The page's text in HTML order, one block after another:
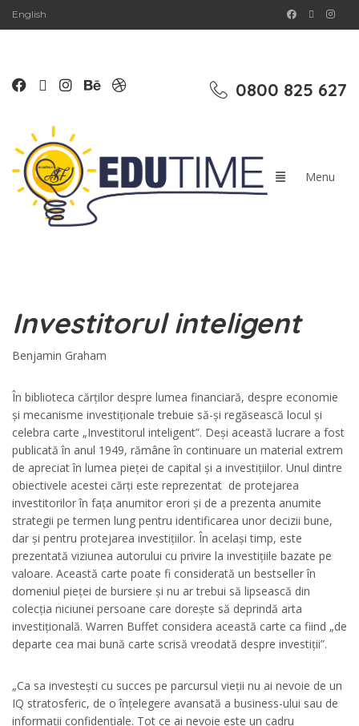
English
0800 825 627
Investitorul inteligent
Benjamin Graham
În biblioteca cărților despre lumea financiară, despre economie
și mecanisme investiționale trebuie să-și regăsească locul și
celebra carte „Investitorul inteligent”. Deși această lucrare a fost
publicată în anul 1949, rămâne în continuare un material extrem
de apreciat în lumea pieței de capital și a investițiilor. Unul dintre
obiectivele acestei cărți este reprezentat de protejarea
investitorilor în fața anumitor erori și de a prezenta anumite
strategii pe termen lung pentru identificarea unor decizii bune,
dar și pentru protejarea investițiilor. În același timp, este
prezentată viziunea autorului cu privire la investițiile bazate pe
valoare. Această carte poate fi considerată un bestseller în
domeniul pieței de bursiere și nu ar trebui să lipsească din
colecția niciunei persoane care dorește să deprindă arta
investițională. Warren Buffet considera această carte ca fiind „de
departe cea mai bună carte scrisă vreodată despre investiții”.
„Ca sa investești cu succes pe parcursul vieții nu ai nevoie de un
IQ stratosferic, de o înțelegere avansată a business-ului sau de
informații confidențiale. Tot ce ai nevoie este un cadru